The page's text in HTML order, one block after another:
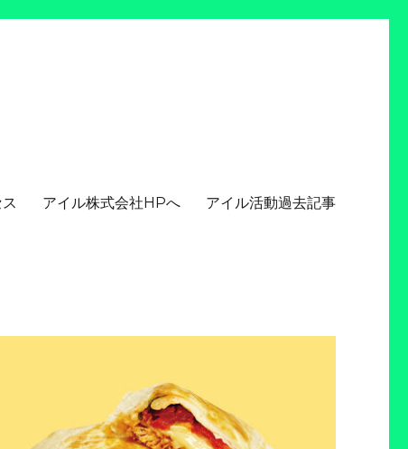
アイル株式会社HPへ アイル活動過去記事